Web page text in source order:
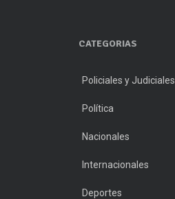
CATEGORIAS
Policiales y Judiciales
Política
Nacionales
Internacionales
Deportes